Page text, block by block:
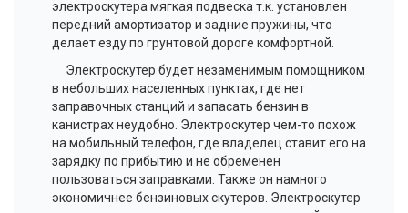
электроскутера мягкая подвеска т.к. установлен
передний амортизатор и задние пружины, что
делает езду по грунтовой дороге комфортной.
Электроскутер будет незаменимым помощником
в небольших населенных пунктах, где нет
заправочных станций и запасать бензин в
канистрах неудобно. Электроскутер чем-то похож
на мобильный телефон, где владелец ставит его на
зарядку по прибытию и не обременен
пользоваться заправками. Также он намного
экономичнее бензиновых скутеров. Электроскутер